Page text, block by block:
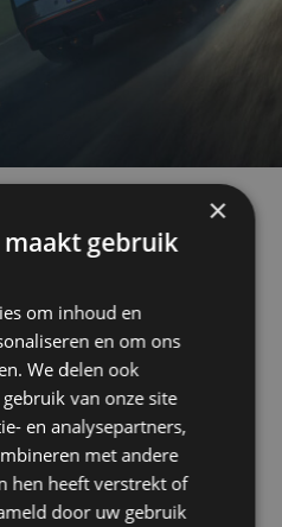
orderboeken IONIQ 5 N
Hyundai IONIQ 5 N
×
maakt gebruik
om inhoud en
en om ons
We delen ook
van onze site
en analysepartners,
met andere
hen heeft verstrekt of
door uw gebruik